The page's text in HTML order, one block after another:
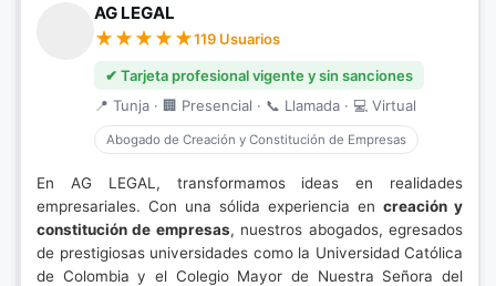
AG LEGAL
119 Usuarios
✔ Tarjeta profesional vigente y sin sanciones
📍 Tunja · 🏢 Presencial · 📞 Llamada · 💻 Virtual
Abogado de Creación y Constitución de Empresas
En AG LEGAL, transformamos ideas en realidades
empresariales. Con una sólida experiencia en creación y
constitución de empresas, nuestros abogados, egresados
de prestigiosas universidades como la Universidad Católica
de Colombia y el Colegio Mayor de Nuestra Señora del